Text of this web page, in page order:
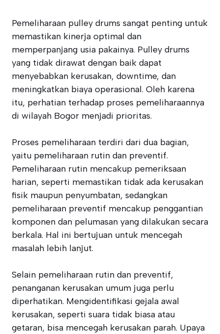
Pemeliharaan pulley drums sangat penting untuk
memastikan kinerja optimal dan
memperpanjang usia pakainya. Pulley drums
yang tidak dirawat dengan baik dapat
menyebabkan kerusakan, downtime, dan
meningkatkan biaya operasional. Oleh karena
itu, perhatian terhadap proses pemeliharaannya
di wilayah Bogor menjadi prioritas.
Proses pemeliharaan terdiri dari dua bagian,
yaitu pemeliharaan rutin dan preventif.
Pemeliharaan rutin mencakup pemeriksaan
harian, seperti memastikan tidak ada kerusakan
fisik maupun penyumbatan, sedangkan
pemeliharaan preventif mencakup penggantian
komponen dan pelumasan yang dilakukan secara
berkala. Hal ini bertujuan untuk mencegah
masalah lebih lanjut.
Selain pemeliharaan rutin dan preventif,
penanganan kerusakan umum juga perlu
diperhatikan. Mengidentifikasi gejala awal
kerusakan, seperti suara tidak biasa atau
getaran, bisa mencegah kerusakan parah. Upaya